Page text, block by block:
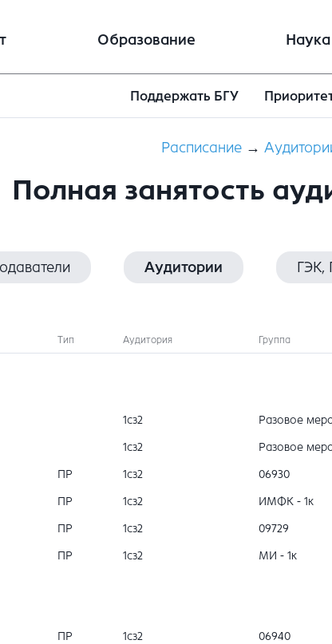
Образование Наука
Поддержать БГУ
Расписание→
Полная занятость
Аудитории ГЭК,
Тип Аудитория Группа
1сз2 Разовое
1сз2 Разовое
ПР 1сз2 06930
ПР 1сз2 ИМФК - 1к
ПР 1сз2 09729
ПР 1сз2 МИ - 1к
ПР 1сз2 06940